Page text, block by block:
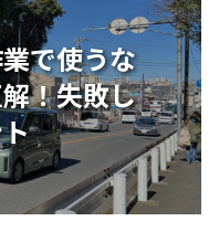
で使うな
！失敗し